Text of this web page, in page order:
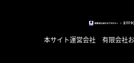
本サイト運営会社 有限会社